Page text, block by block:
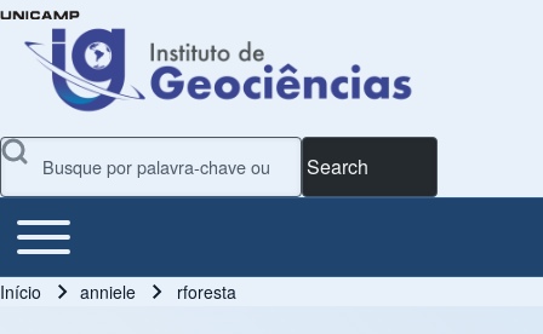
Search
Main Menu
Toggle main menu
Início anniele rforesta